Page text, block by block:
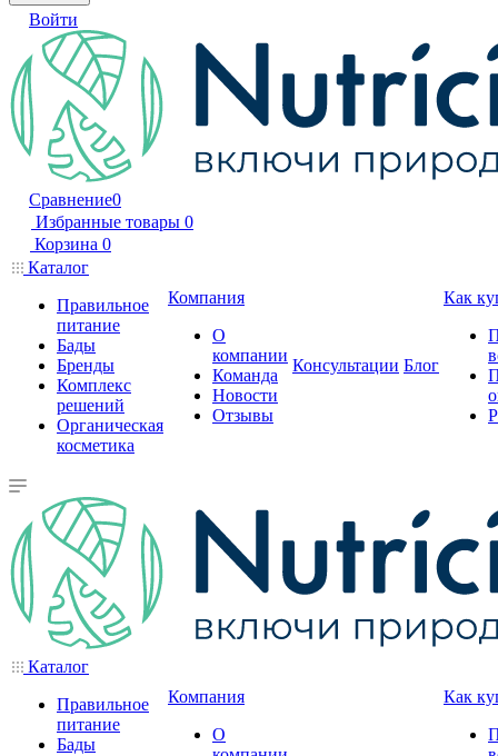
Войти
Сравнение0
Избранные товары 0
Корзина 0
Каталог
Правильное
питание
Бады
Бренды
Комплекс
решений
Органическая
косметика
Компания
О
компании
Команда
Новости
Отзывы
Консультации Блог
Как
Каталог
Правильное
питание
Бады
Компания
О
Как